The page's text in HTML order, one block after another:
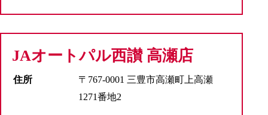
JAオートパル西讃 高瀬店
住所
〒767-0001 三豊市高瀬町上高瀬
1271番地2